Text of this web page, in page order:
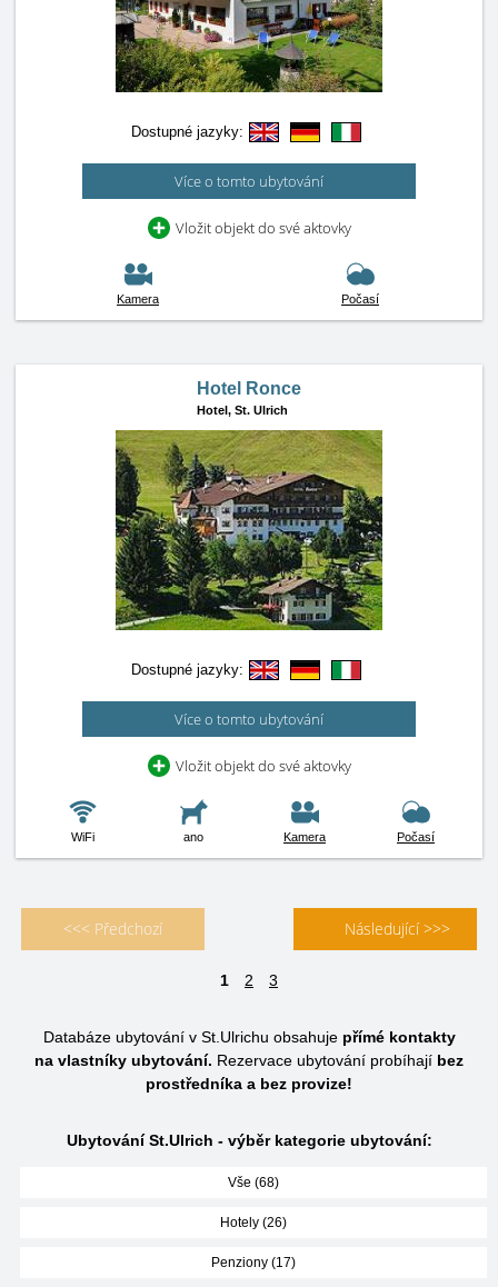
Dostupné jazyky:
Více o tomto ubytování
Vložit objekt do své aktovky
Kamera Počasí
Hotel Ronce
Hotel, St. Ulrich
Dostupné jazyky:
Více o tomto ubytování
Vložit objekt do své aktovky
WiFi ano Kamera Počasí
<<< Předchozí Následující >>>
1 2 3
Databáze ubytování v St.Ulrichu obsahuje přímé kontakty
na vlastníky ubytování. Rezervace ubytování probíhají bez
prostředníka a bez provize!
Ubytování St.Ulrich - výběr kategorie ubytování:
Vše (68)
Hotely (26)
Penziony (17)